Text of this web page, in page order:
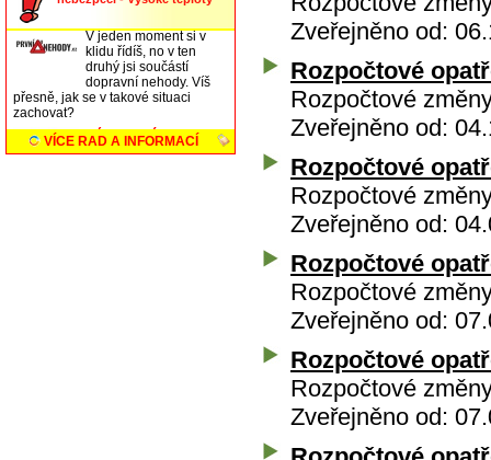
Zveřejněno od:
Rozpočtové
Rozpočtové
Zveřejněno od:
Rozpočtové
Rozpočtové
Zveřejněno od:
Rozpočtové
Rozpočtové
Zveřejněno od:
Rozpočtové
Rozpočtové
Zveřejněno od: